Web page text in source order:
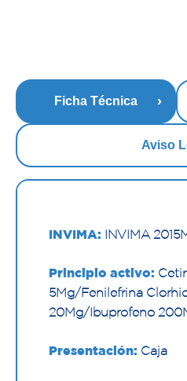
Ficha Técnica
Aviso
INVIMA: INVIMA
Principio activo:
5Mg/Fenilefrina
20Mg/Ibuprofeno
Presentación: Caja